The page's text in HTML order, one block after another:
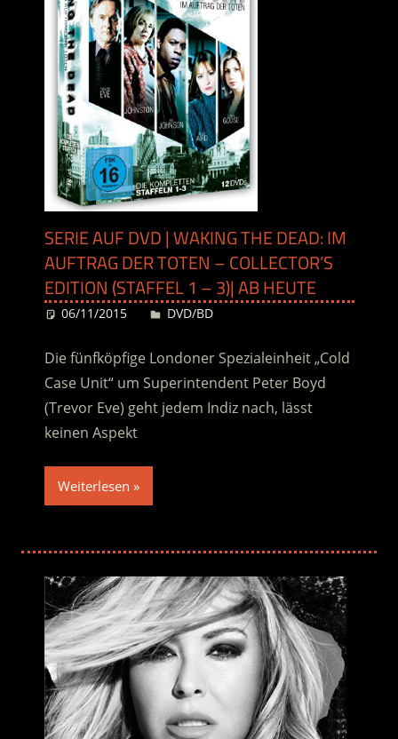
SERIE AUF DVD | WAKING THE DEAD: IM
AUFTRAG DER TOTEN – COLLECTOR’S
EDITION (STAFFEL 1 – 3)| AB HEUTE
06/11/2015 Desiree
DVD/BD
Die fünfköpfige Londoner Spezialeinheit „Cold
Case Unit“ um Superintendent Peter Boyd
(Trevor Eve) geht jedem Indiz nach, lässt
keinen Aspekt
Weiterlesen